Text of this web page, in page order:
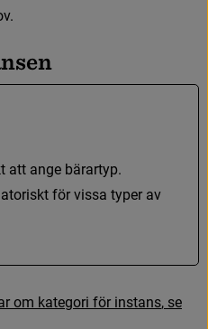
v.
nsen
t att ange bärartyp.
atoriskt för vissa typer av
r om kategori för instans, se